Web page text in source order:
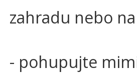
zahradu nebo
- pohupujte